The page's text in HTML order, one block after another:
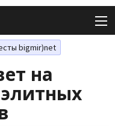
bigmir)net
на